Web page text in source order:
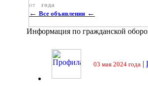
от года
← Все объявления ←
Информация по гражданской
03 мая 2024 года |